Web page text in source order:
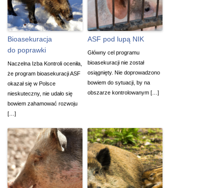
Bioasekuracja
do poprawki
Naczelna Izba Kontroli oceniła,
że program bioasekuracji ASF
okazał się w Polsce
nieskuteczny, nie udało się
bowiem zahamować rozwoju
[…]
ASF pod lupą NIK
Główny cel programu
bioasekuracji nie został
osiągnięty. Nie doprowadzono
bowiem do sytuacji, by na
obszarze kontrolowanym […]